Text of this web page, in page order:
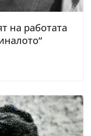
на работата